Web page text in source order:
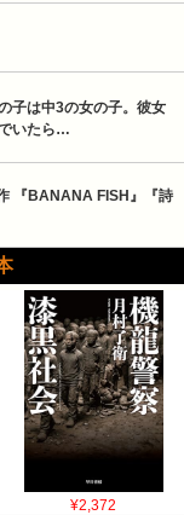
子は中3の女の子。彼女
いたら…
『BANANA FISH』『詩
¥2,372